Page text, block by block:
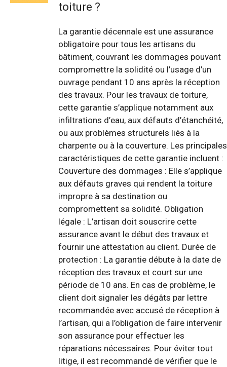
toiture ?
La garantie décennale est une assurance
obligatoire pour tous les artisans du
bâtiment, couvrant les dommages pouvant
compromettre la solidité ou l’usage d’un
ouvrage pendant 10 ans après la réception
des travaux. Pour les travaux de toiture,
cette garantie s’applique notamment aux
infiltrations d’eau, aux défauts d’étanchéité,
ou aux problèmes structurels liés à la
charpente ou à la couverture. Les principales
caractéristiques de cette garantie incluent :
Couverture des dommages : Elle s’applique
aux défauts graves qui rendent la toiture
impropre à sa destination ou
compromettent sa solidité. Obligation
légale : L’artisan doit souscrire cette
assurance avant le début des travaux et
fournir une attestation au client. Durée de
protection : La garantie débute à la date de
réception des travaux et court sur une
période de 10 ans. En cas de problème, le
client doit signaler les dégâts par lettre
recommandée avec accusé de réception à
l’artisan, qui a l’obligation de faire intervenir
son assurance pour effectuer les
réparations nécessaires. Pour éviter tout
litige, il est recommandé de vérifier que le